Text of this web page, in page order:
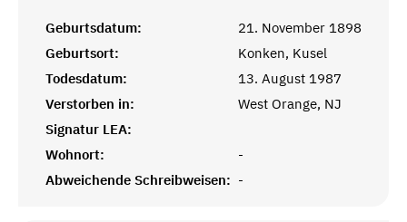
Geburtsdatum:
21. November 1898
Geburtsort:
Konken, Kusel
Todesdatum:
13. August 1987
Verstorben in:
West Orange, NJ
Signatur LEA:
Wohnort:
-
Abweichende Schreibweisen: -